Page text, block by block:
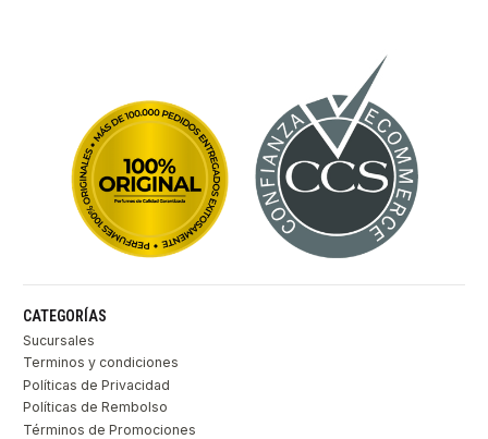
CATEGORÍAS
Sucursales
Terminos y condiciones
Políticas de Privacidad
Políticas de Rembolso
Términos de Promociones